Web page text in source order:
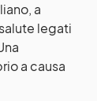
a
legati
a causa